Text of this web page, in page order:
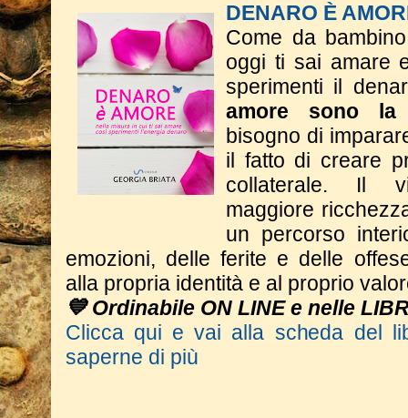
DENARO È
Come da
oggi ti sai amare
sperimenti il
amore sono la
bisogno di
il fatto di creare
collaterale. Il
maggiore
un percorso
emozioni, delle ferite e delle
alla propria identità e al proprio
💙 Ordinabile ON LINE e nelle
Clicca qui e vai alla scheda del
saperne di più